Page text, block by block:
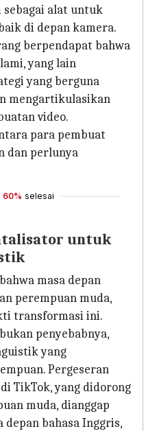
sebagai alat untuk
di depan kamera.
berpendapat bahwa
yang lain
yang berguna
mengartikulasikan
video.
para pembuat
dan perlunya
60% selesai
untuk
masa depan
perempuan muda,
transformasi ini.
penyebabnya,
yang
Pergeseran
TikTok, yang didorong
muda, dianggap
depan bahasa Inggris,